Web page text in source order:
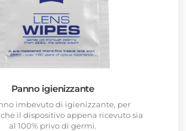
Panno igienizzante
imbevuto di igienizzante, per
il dispositivo appena ricevuto sia
al 100% privo di germi.